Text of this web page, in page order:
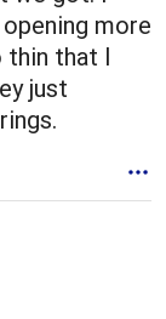
more
thin that I
just